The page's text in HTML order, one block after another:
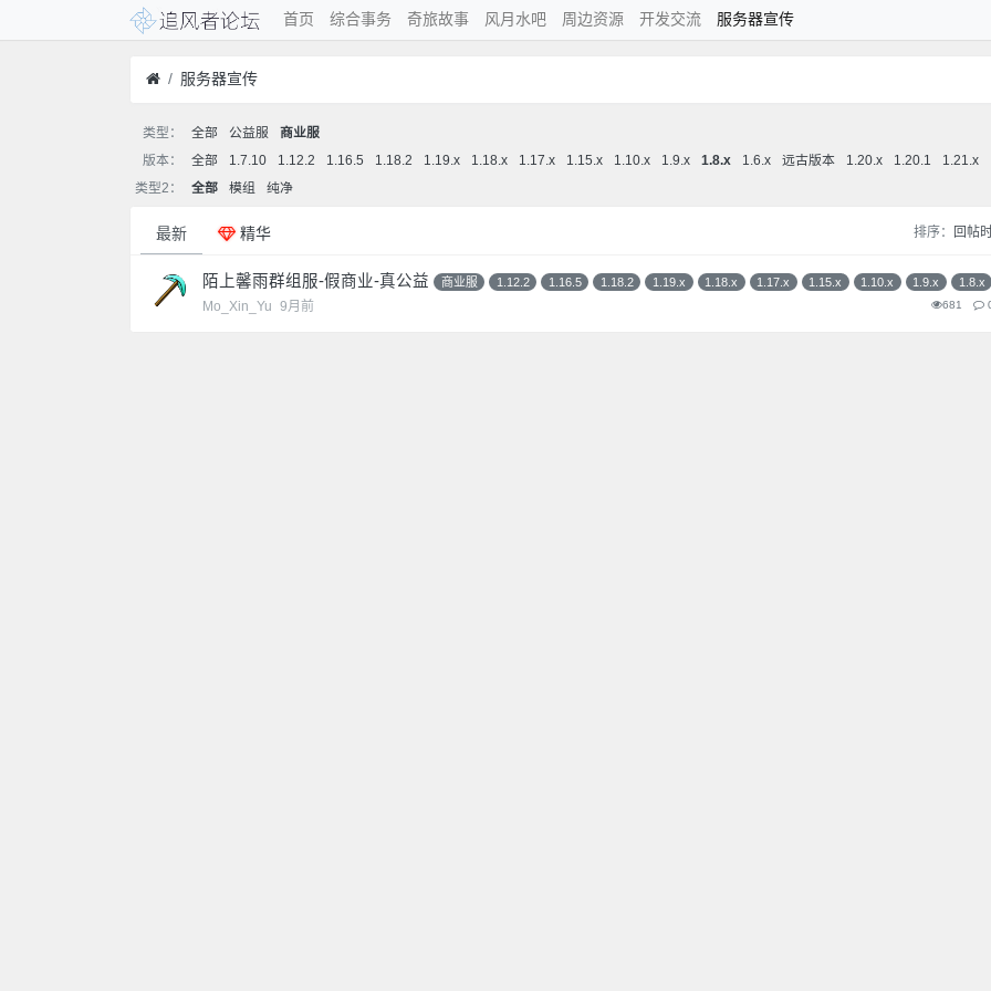
首页 综合事务 奇旅故事 风月水吧 周边资源 开发交流 服务器宣传
服务器宣传
类型： 全部 公益服
商业服
版本：
全部 1.7.10 1.12.2 1.16.5 1.18.2 1.19.x 1.18.x 1.17.x 1.15.x 1.10.x 1.9.x 1.8.x 1.6.x 远古版本 1.20.x 1.20.1
1.21.x
类型2：
全部 模组 纯净
最新 精华 排序： 回帖
陌上馨雨群组服-假商业-真公益 商业服 1.12.2 1.16.5 1.18.2 1.19.x 1.18.x 1.17.x 1.15.x 1.10.x 1.9.x 1.8.x
Mo_Xin_Yu 9月前 681